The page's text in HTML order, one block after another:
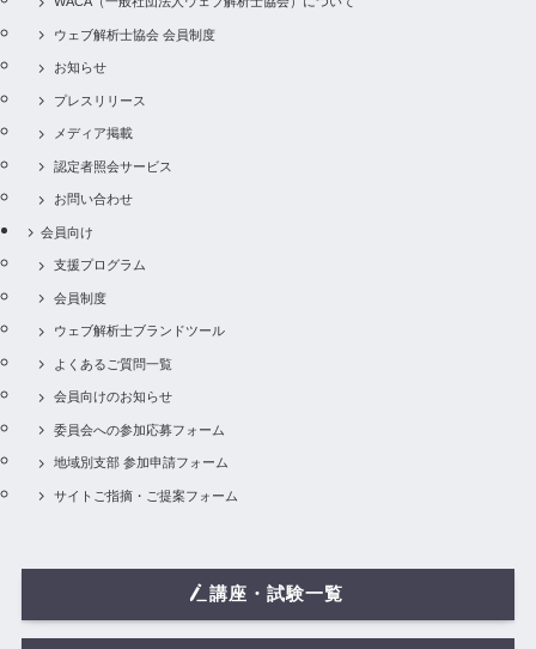
ウェブ解析士協会 会員制度
お知らせ
プレスリリース
メディア掲載
認定者照会サービス
お問い合わせ
会員向け
支援プログラム
会員制度
ウェブ解析士ブランドツール
よくあるご質問一覧
会員向けのお知らせ
委員会への参加応募フォーム
地域別支部 参加申請フォーム
サイトご指摘・ご提案フォーム
講座・試験一覧